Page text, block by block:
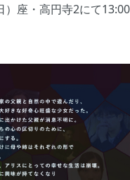
）座・高円寺2にて